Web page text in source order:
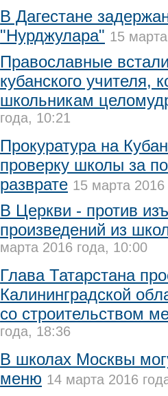
В Дагестане
"Нурджулара" 15
Православные
кубанского учителя,
школьникам
года, 10:21
Прокуратура на
проверку школы за
разврате 15 марта
В Церкви - против
произведений из
марта 2016 года, 10:00
Глава Татарстана
Калининградской
со строительством
года, 18:36
В школах Москвы
меню 14 марта 2016